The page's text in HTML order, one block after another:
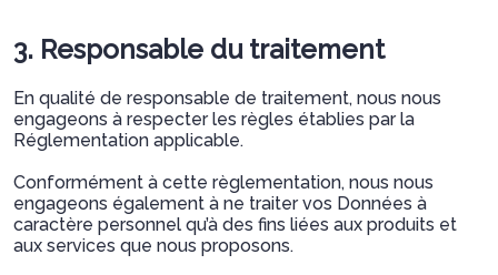
3. Responsable du traitement
En qualité de responsable de traitement, nous nous
engageons à respecter les règles établies par la
Réglementation applicable.
Conformément à cette règlementation, nous nous
engageons également à ne traiter vos Données à
caractère personnel qu’à des fins liées aux produits et
aux services que nous proposons.